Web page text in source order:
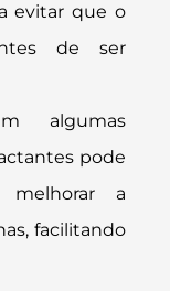
evitar que o
de ser
algumas
pode
melhorar a
facilitando